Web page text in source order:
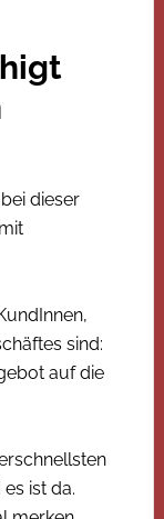
dieser
sind:
auf die
ist da.